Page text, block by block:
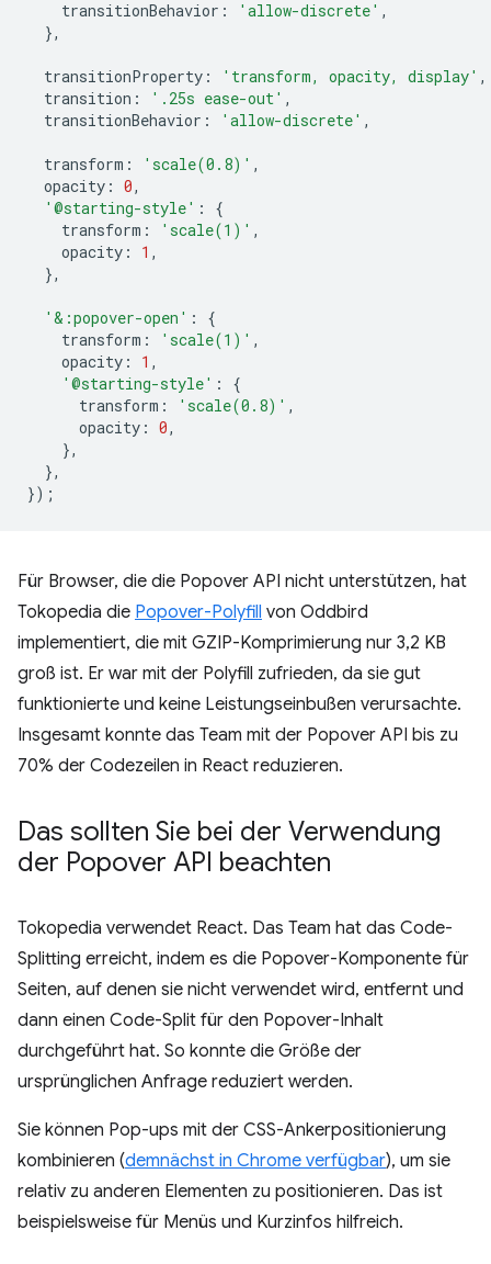
transitionBehavior : 'allow-discrete' ,
},
transitionProperty : 'transform, opacity, display' ,
transition : '.25s ease-out' ,
transitionBehavior : 'allow-discrete' ,
transform : 'scale(0.8)' ,
opacity : 0,
'@starting-style' :
{
transform : 'scale(1)' ,
opacity : 1 ,
},
'&:popover-open' :
{
transform : 'scale(1)' ,
opacity : 1 ,
'@starting-style' :
{
transform : 'scale(0.8)' ,
opacity : 0,
},
},
});
Für Browser, die die Popover API nicht unterstützen, hat
Tokopedia die Popover-Polyfill von Oddbird
implementiert, die mit GZIP-Komprimierung nur 3,2 KB
groß ist. Er war mit der Polyfill zufrieden, da sie gut
funktionierte und keine Leistungseinbußen verursachte.
Insgesamt konnte das Team mit der Popover API bis zu
70% der Codezeilen in React reduzieren.
Das sollten Sie bei der Verwendung
der Popover API beachten
Tokopedia verwendet React. Das Team hat das Code-
Splitting erreicht, indem es die Popover-Komponente für
Seiten, auf denen sie nicht verwendet wird, entfernt und
dann einen Code-Split für den Popover-Inhalt
durchgeführt hat. So konnte die Größe der
ursprünglichen Anfrage reduziert werden.
Sie können Pop-ups mit der CSS-Ankerpositionierung
kombinieren (demnächst in Chrome verfügbar), um sie
relativ zu anderen Elementen zu positionieren. Das ist
beispielsweise für Menüs und Kurzinfos hilfreich.